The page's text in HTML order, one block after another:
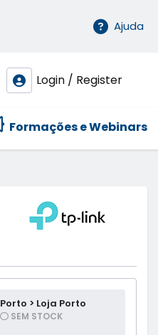
Ajuda
Login / Register
Formações e Webinars
Porto > Loja Porto
SEM STOCK